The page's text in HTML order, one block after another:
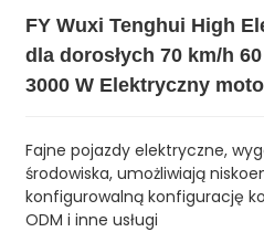
FY Wuxi Tenghui High
dla dorosłych 70 km/h
3000 W Elektryczny
Fajne pojazdy elektryczne,
środowiska, umożliwiają
konfigurowalną konfigurację
ODM i inne usługi